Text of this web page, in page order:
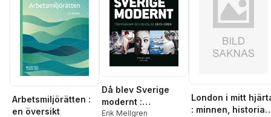
Arbetsmiljörätten :
en översikt
Då blev Sverige
modernt :
framgångar och
Erik Mellgren
London i mitt
: minnen, historia